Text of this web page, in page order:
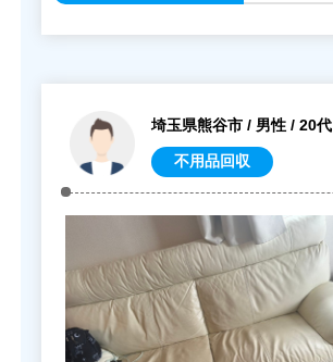
埼玉県熊谷市 / 男性 / 20代
不用品回収